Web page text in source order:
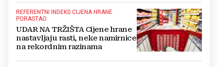
REFERENTNI INDEKS CIJENA HRANE
PORASTAO
UDAR NA TRŽIŠTA Cijene hrane
nastavljaju rasti, neke namirnice
na rekordnim razinama